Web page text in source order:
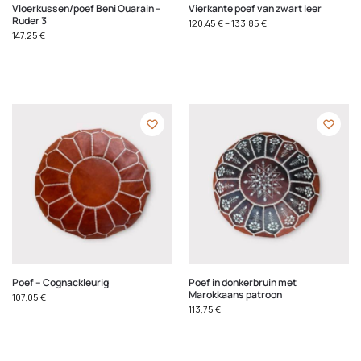
Vloerkussen/poef Beni Ouarain –
Ruder 3
147,25 €
Vierkante poef van zwart leer
120,45 €–133,85 €
Poef – Cognackleurig
107,05 €
Poef in donkerbruin met
Marokkaans patroon
113,75 €